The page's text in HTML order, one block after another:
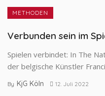
METHODEN
Verbunden sein im
Spielen verbindet: In The
der belgische Künstler
By KjG Köln 12. Juli 2022